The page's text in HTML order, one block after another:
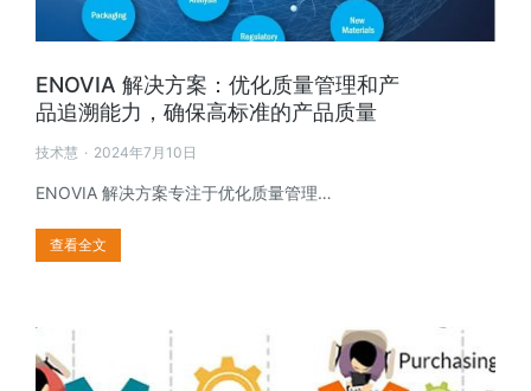
ENOVIA 解决方案：优化质量管理和产
品追溯能力，确保高标准的产品质量
技术慧 2024年7月10日
ENOVIA 解决方案专注于优化质量管理…
查看全文